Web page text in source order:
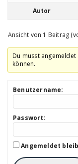
Autor
Ansicht von 1 Beitrag
Du musst
können.
Benutzername:
Passwort:
Angemeldet